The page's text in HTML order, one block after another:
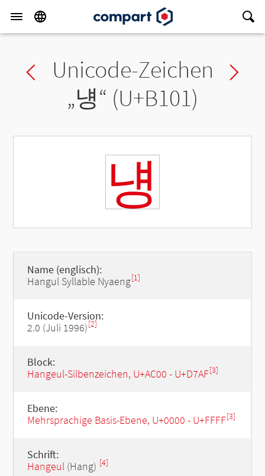
Previous char
Unicode-Zeichen
„넁“ (U+B101)
넁
Name (englisch):
Hangul Syllable Nyaeng[1]
Unicode-Version:
2.0 (Juli 1996)[2]
Block:
Hangeul-Silbenzeichen, U+AC00 - U+D7AF[3]
Ebene:
Mehrsprachige Basis-Ebene, U+0000 - U+FFFF[3]
Schrift:
Hangeul(Hang) [4]